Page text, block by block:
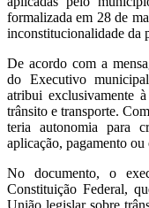
formalizada em 28 de
inconstitucionalidade da
De acordo com a
do Executivo
atribui exclusivamente
trânsito e transporte.
teria autonomia para
aplicação, pagamento
No documento, o
Constituição Federal,
União legislar sobre